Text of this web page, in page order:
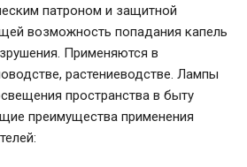
патроном и защитной
возможность попадания капель
Применяются в
растениеводстве. Лампы
пространства в быту
преимущества применения